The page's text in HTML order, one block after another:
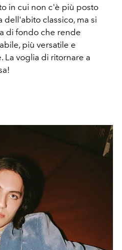
in cui non c'è più posto
classico, ma si
di fondo che rende
più versatile e
La voglia di ritornare a